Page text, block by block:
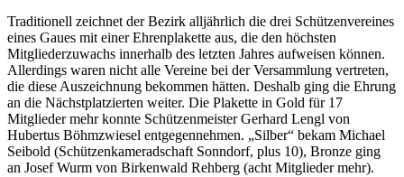
Traditionell zeichnet der Bezirk alljährlich die drei Schützenvereines
eines Gaues mit einer Ehrenplakette aus, die den höchsten
Mitgliederzuwachs innerhalb des letzten Jahres aufweisen können.
Allerdings waren nicht alle Vereine bei der Versammlung vertreten,
die diese Auszeichnung bekommen hätten. Deshalb ging die Ehrung
an die Nächstplatzierten weiter. Die Plakette in Gold für 17
Mitglieder mehr konnte Schützenmeister Gerhard Lengl von
Hubertus Böhmzwiesel entgegennehmen. „Silber“ bekam Michael
Seibold (Schützenkameradschaft Sonndorf, plus 10), Bronze ging
an Josef Wurm von Birkenwald Rehberg (acht Mitglieder mehr).